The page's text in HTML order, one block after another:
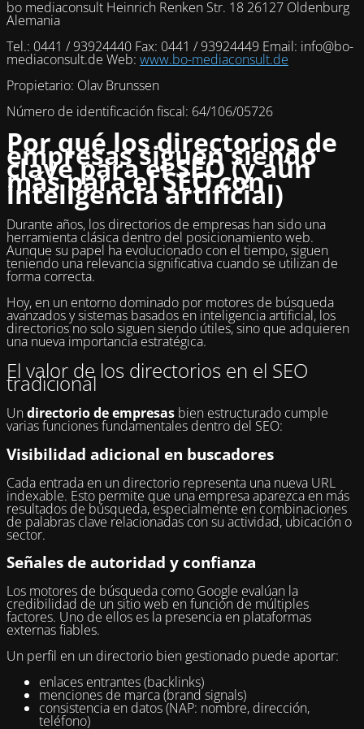
bo mediaconsult Heinrich Renken Str. 18 26127 Oldenburg
Alemania
Tel.: 0441 / 93924440 Fax: 0441 / 93924449 Email: info@bo-
mediaconsult.de Web: www.bo-mediaconsult.de
Propietario: Olav Brunssen
Número de identificación fiscal: 64/106/05726
Por qué los directorios de
empresas siguen siendo
clave para el SEO (y aún
más para el SEO con
inteligencia artificial)
Durante años, los directorios de empresas han sido una
herramienta clásica dentro del posicionamiento web.
Aunque su papel ha evolucionado con el tiempo, siguen
teniendo una relevancia significativa cuando se utilizan de
forma correcta.
Hoy, en un entorno dominado por motores de búsqueda
avanzados y sistemas basados en inteligencia artificial, los
directorios no solo siguen siendo útiles, sino que adquieren
una nueva importancia estratégica.
El valor de los directorios en el SEO
tradicional
Undirectorio de empresas bien estructurado cumple
varias funciones fundamentales dentro del SEO:
Visibilidad adicional en buscadores
Cada entrada en un directorio representa una nueva URL
indexable. Esto permite que una empresa aparezca en más
resultados de búsqueda, especialmente en combinaciones
de palabras clave relacionadas con su actividad, ubicación o
sector.
Señales de autoridad y confianza
Los motores de búsqueda como Google evalúan la
credibilidad de un sitio web en función de múltiples
factores. Uno de ellos es la presencia en plataformas
externas fiables.
Un perfil en un directorio bien gestionado puede aportar:
enlaces entrantes (backlinks)
menciones de marca (brand signals)
consistencia en datos (NAP: nombre, dirección,
teléfono)